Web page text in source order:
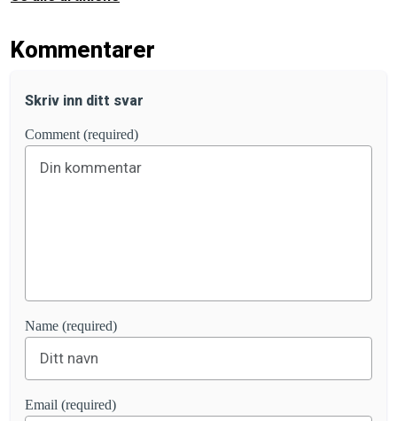
Kommentarer
Skriv inn ditt svar
Comment (required)
Name (required)
Email (required)